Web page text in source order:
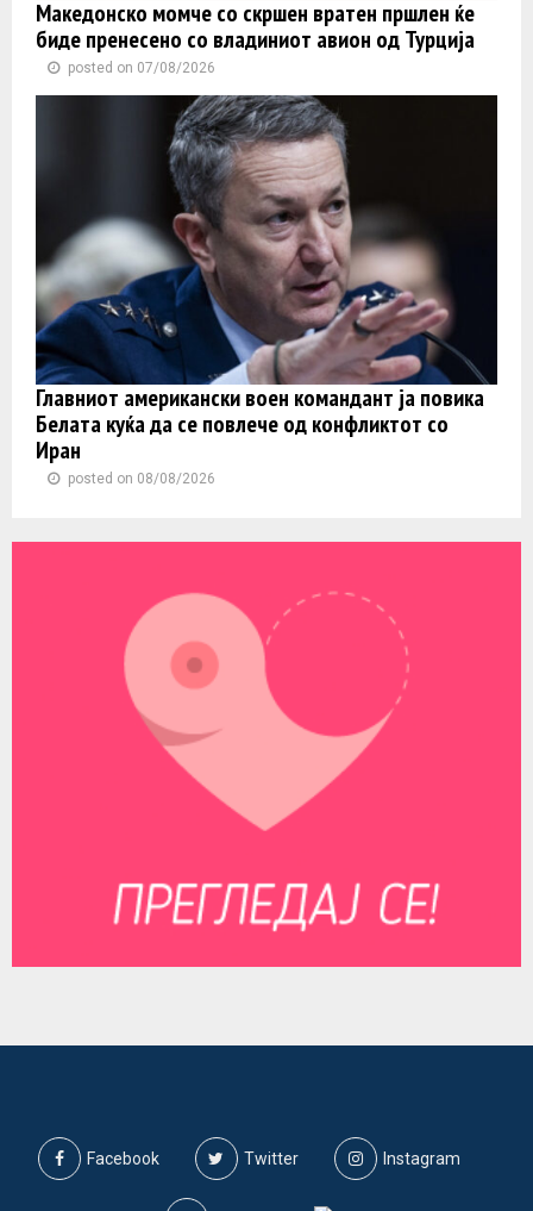
Македонско момче со скршен вратен пршлен ќе
биде пренесено со владиниот авион од Турција
posted on 07/08/2026
Главниот американски воен командант ја повика
Белата куќа да се повлече од конфликтот со
Иран
posted on 08/08/2026
Facebook Twitter Instagram